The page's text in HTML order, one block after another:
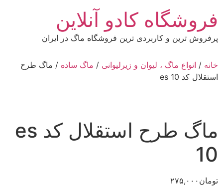
محتوا
فروشگاه کادو آنلاین
پرفروش ترین و کاربردی ترین فروشگاه ماگ در ایران
خانه / انواع ماگ ، لیوان و زیرلیوانی / ماگ ساده / ماگ طرح
استقلال کد es 10
ماگ طرح استقلال کد es
10
تومان ۲۷۵,۰۰۰